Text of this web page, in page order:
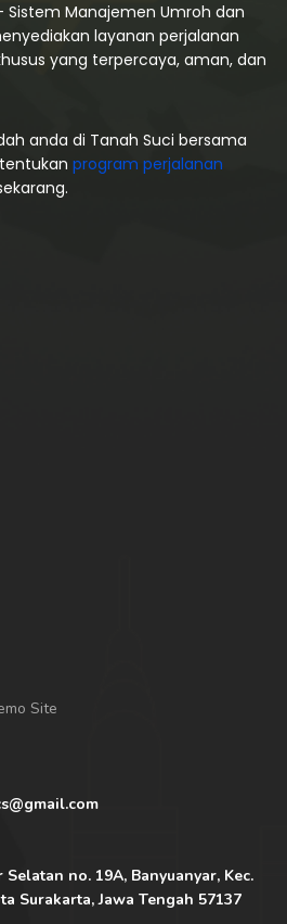
Sistem Manajemen Umroh dan
layanan perjalanan
yang terpercaya, aman, dan
anda di Tanah Suci bersama
program perjalanan
Site
Selatan no. 19A, Banyuanyar, Kec.
Surakarta, Jawa Tengah 57137